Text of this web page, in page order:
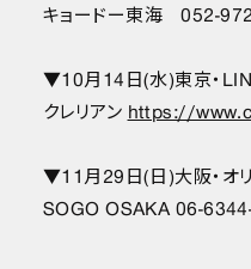
キョードー東海 052-
▼10月14日(水)東京・
クレリアンhttps://
▼11月29日(日)大阪・オ
SOGO OSAKA 06-